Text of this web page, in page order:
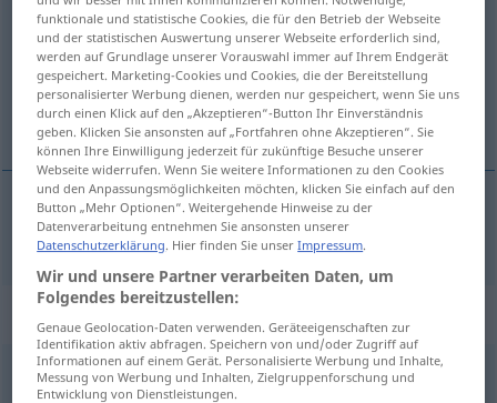
Übersicht aller Übersetzungen
(Für mehr Details die Übersetzung anklicken/antippen)
aberración
aberraciónf Aberration PHYS
Synonyme für "Aberration"
Verirrung,Abweichung
funktionale und statistische Cookies, die für den Betrieb der Webseite
und der statistischen Auswertung unserer Webseite erforderlich sind,
werden auf Grundlage unserer Vorauswahl immer auf Ihrem Endgerät
gespeichert. Marketing-Cookies und Cookies, die der Bereitstellung
personalisierter Werbung dienen, werden nur gespeichert, wenn Sie uns
durch einen Klick auf den „Akzeptieren“-Button Ihr Einverständnis
geben. Klicken Sie ansonsten auf „Fortfahren ohne Akzeptieren“. Sie
können Ihre Einwilligung jederzeit für zukünftige Besuche unserer
Webseite widerrufen. Wenn Sie weitere Informationen zu den Cookies
und den Anpassungsmöglichkeiten möchten, klicken Sie einfach auf den
Button „Mehr Optionen“. Weitergehende Hinweise zu der
Datenverarbeitung entnehmen Sie ansonsten unserer
Datenschutzerklärung. Hier finden Sie unserImpressum.
Wir und unsere Partner verarbeiten Daten, um
Folgendes bereitzustellen:
Genaue Geolocation-Daten verwenden. Geräteeigenschaften zur
Identifikation aktiv abfragen. Speichern von und/oder Zugriff auf
Informationen auf einem Gerät. Personalisierte Werbung und Inhalte,
Messung von Werbung und Inhalten, Zielgruppenforschung und
Entwicklung von Dienstleistungen.